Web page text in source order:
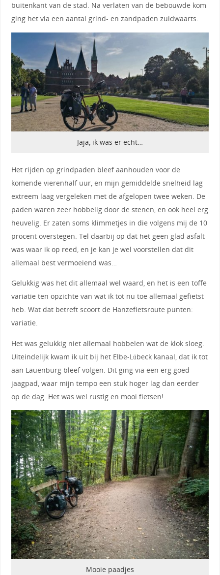
buitenkant van de stad. Na verlaten van de bebouwde kom
ging het via een aantal grind- en zandpaden zuidwaarts.
Jaja, ik was er echt…
Het rijden op grindpaden bleef aanhouden voor de
komende vierenhalf uur, en mijn gemiddelde snelheid lag
extreem laag vergeleken met de afgelopen twee weken. De
paden waren zeer hobbelig door de stenen, en ook heel erg
heuvelig. Er zaten soms klimmetjes in die volgens mij de 10
procent overstegen. Tel daarbij op dat het geen glad asfalt
was waar ik op reed, en je kan je wel voorstellen dat dit
allemaal best vermoeiend was…
Gelukkig was het dit allemaal wel waard, en het is een toffe
variatie ten opzichte van wat ik tot nu toe allemaal gefietst
heb. Wat dat betreft scoort de Hanzefietsroute punten:
variatie.
Het was gelukkig niet allemaal hobbelen wat de klok sloeg.
Uiteindelijk kwam ik uit bij het Elbe-Lübeck kanaal, dat ik tot
aan Lauenburg bleef volgen. Dit ging via een erg goed
jaagpad, waar mijn tempo een stuk hoger lag dan eerder
op de dag. Het was wel rustig en mooi fietsen!
Mooie paadjes